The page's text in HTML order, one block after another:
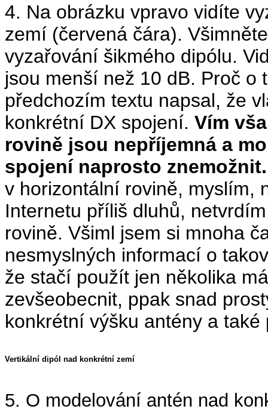
4. Na obrázku vpravo vidíte
zemí (červená čára).
vyzařování šikmého dipólu.
jsou menší než 10 dB. Proč o
předchozím textu napsal, že
konkrétní DX spojení. Vím
rovině jsou nepříjemná a
spojení naprosto
v horizontální rovině, myslím,
Internetu příliš dluhů,
rovině. Všiml jsem si mnoha
nesmyslných informací o
že stačí použít jen několika
zevšeobecnit, ppak snad
konkrétní výšku antény a
Vertikální dipól nad konkrétní zemí
5. O modelování antén nad